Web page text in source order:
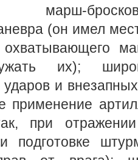
марш-
(он имел
их);
ударов и
применение
при
подготовке